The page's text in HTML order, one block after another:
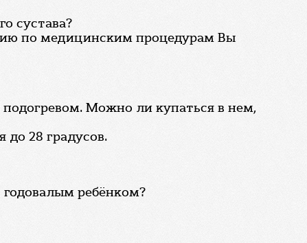
сустава?
по медицинским процедурам Вы
подогревом. Можно ли купаться в нем,
до 28 градусов.
ребёнком?